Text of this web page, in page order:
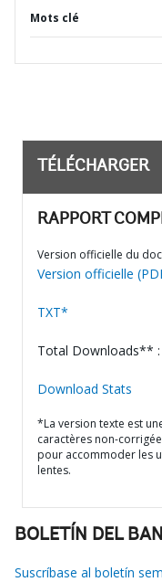
Mots clé
TÉLÉCHARGER
RAPPORT
Version officielle du
Version officielle
TXT*
Total Downloads**
Download Stats
*La version texte est
caractères non-
pour accommoder les
lentes.
BOLETÍN DEL
Suscríbase al boletín